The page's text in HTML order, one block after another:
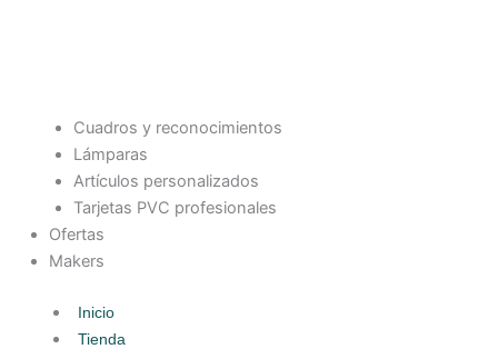
Cuadros y reconocimientos
Lámparas
Artículos personalizados
Tarjetas PVC profesionales
Ofertas
Makers
Inicio
Tienda